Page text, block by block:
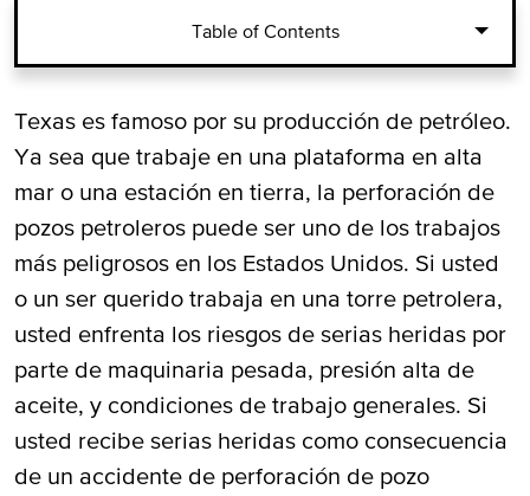
Table of Contents
Heridas en el Desempeño de Perforación
de Pozos Petroleros
Demandar por Accidentes de Perforación
de Pozos Petroleros
Abogados de Odessa Para Heridas de
Trabajadores de Petróleo
Texas es famoso por su producción de petróleo.
Ya sea que trabaje en una plataforma en alta
mar o una estación en tierra, la perforación de
pozos petroleros puede ser uno de los trabajos
más peligrosos en los Estados Unidos. Si usted
o un ser querido trabaja en una torre petrolera,
usted enfrenta los riesgos de serias heridas por
parte de maquinaria pesada, presión alta de
aceite, y condiciones de trabajo generales. Si
usted recibe serias heridas como consecuencia
de un accidente de perforación de pozo